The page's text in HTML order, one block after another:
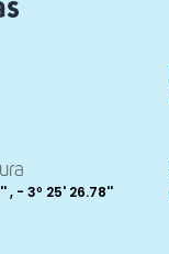
, - 3º 25' 26.78''